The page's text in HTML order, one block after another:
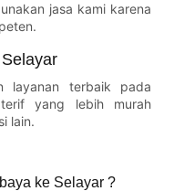
jasa kami karena
layanan terbaik pada
yang lebih murah
lain.
ke Selayar ?